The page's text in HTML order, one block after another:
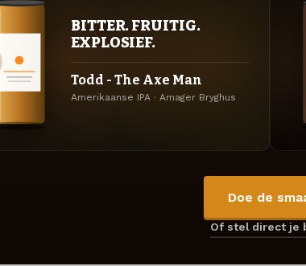
BITTER. FRUITIG.
EXPLOSIEF.
Todd - The Axe Man
Amerikaanse IPA · Amager Bryghus
Doe de
Of stel direct je